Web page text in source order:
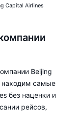
Capital Airlines
Beijing
находим самые
без наценки и
рейсов,